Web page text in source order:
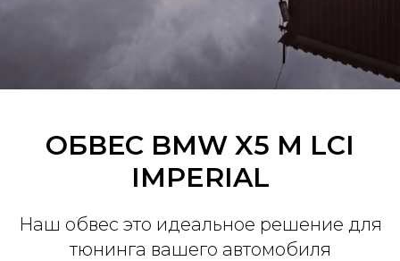
ОБВЕС BMW X5 M LCI
IMPERIAL
Наш обвес это идеальное решение для
тюнинга вашего автомобиля